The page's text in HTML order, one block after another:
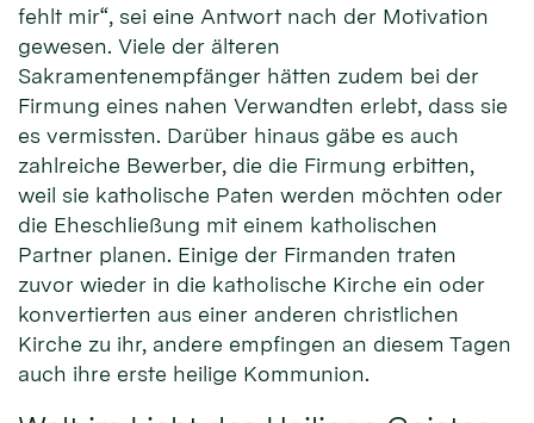
fehlt mir“, sei eine Antwort nach der Motivation
gewesen. Viele der älteren
Sakramentenempfänger hätten zudem bei der
Firmung eines nahen Verwandten erlebt, dass sie
es vermissten. Darüber hinaus gäbe es auch
zahlreiche Bewerber, die die Firmung erbitten,
weil sie katholische Paten werden möchten oder
die Eheschließung mit einem katholischen
Partner planen. Einige der Firmanden traten
zuvor wieder in die katholische Kirche ein oder
konvertierten aus einer anderen christlichen
Kirche zu ihr, andere empfingen an diesem Tagen
auch ihre erste heilige Kommunion.